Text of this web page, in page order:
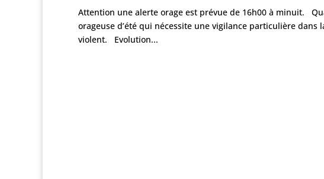
Attention une alerte orage est prévue de 16h00 à minuit.
orageuse d’été qui nécessite une vigilance particulière
violent. Evolution...